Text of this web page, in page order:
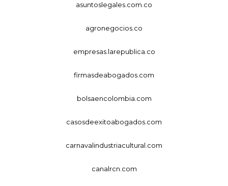
asuntoslegales.com.co
agronegocios.co
empresas.larepublica.co
firmasdeabogados.com
bolsaencolombia.com
casosdeexitoabogados.com
carnavalindustriacultural.com
canalrcn.com